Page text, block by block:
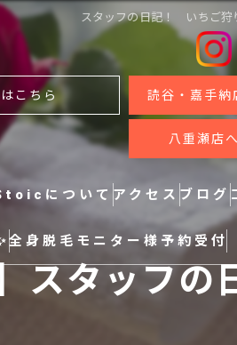
スタッフの日記！ いちご狩
こちら 読谷・嘉手納
八重瀬店
について
身
アクセス ブログ
全身脱毛モニター様予約受付
スタッフ